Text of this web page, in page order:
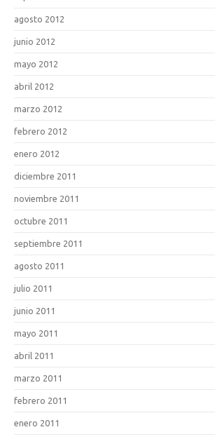
agosto 2012
junio 2012
mayo 2012
abril 2012
marzo 2012
febrero 2012
enero 2012
diciembre 2011
noviembre 2011
octubre 2011
septiembre 2011
agosto 2011
julio 2011
junio 2011
mayo 2011
abril 2011
marzo 2011
febrero 2011
enero 2011